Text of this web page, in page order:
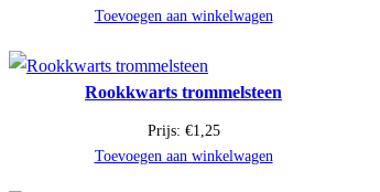
Toevoegen aan winkelwagen
Rookkwarts trommelsteen
Prijs: €1,25
Toevoegen aan winkelwagen